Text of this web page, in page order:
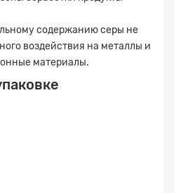
содержанию серы не
воздействия на металлы и
материалы.